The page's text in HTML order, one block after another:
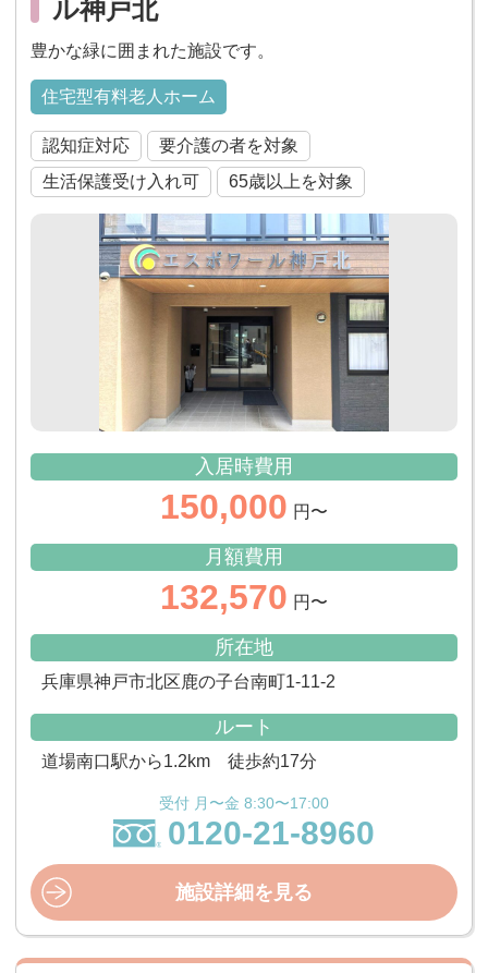
ル神戸北
豊かな緑に囲まれた施設です。
住宅型有料老人ホーム
認知症対応
要介護の者を対象
生活保護受け入れ可
65歳以上を対象
入居時費用
150,000 円〜
月額費用
132,570 円〜
所在地
兵庫県神戸市北区鹿の子台南町1-11-2
ルート
道場南口駅から1.2km 徒歩約17分
受付 月〜金 8:30〜17:00
0120-21-8960
施設詳細を見る